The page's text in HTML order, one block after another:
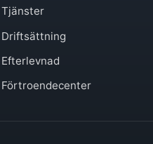
Tjänster
Driftsättning
Efterlevnad
Förtroendecenter